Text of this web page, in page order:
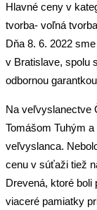
Hlavné ceny v
tvorba- voľná
Dňa 8. 6. 2022
v Bratislave, spolu
odbornou
Na veľvyslanectve
Tomášom Tuhým
veľvyslanca.
cenu v súťaži tiež
Drevená, ktoré
viaceré pamiatky